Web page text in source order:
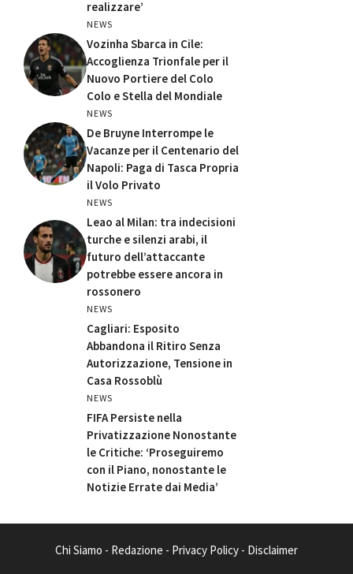
realizzare’
NEWS
Vozinha Sbarca in Cile:
Accoglienza Trionfale per il
Nuovo Portiere del Colo
Colo e Stella del Mondiale
NEWS
De Bruyne Interrompe le
Vacanze per il Centenario del
Napoli: Paga di Tasca Propria
il Volo Privato
NEWS
Leao al Milan: tra indecisioni
turche e silenzi arabi, il
futuro dell’attaccante
potrebbe essere ancora in
rossonero
NEWS
Cagliari: Esposito
Abbandona il Ritiro Senza
Autorizzazione, Tensione in
Casa Rossoblù
NEWS
FIFA Persiste nella
Privatizzazione Nonostante
le Critiche: ‘Proseguiremo
con il Piano, nonostante le
Notizie Errate dai Media’
Chi Siamo - Redazione - Privacy Policy - Disclaimer